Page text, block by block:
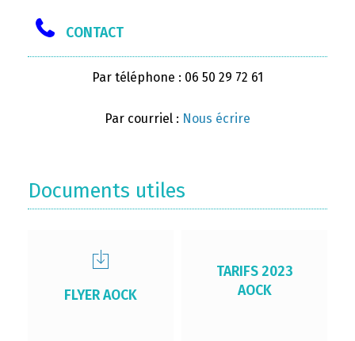
CONTACT
Par téléphone : 06 50 29 72 61
Par courriel : Nous écrire
Documents utiles
FLYER AOCK
TARIFS 2023
AOCK